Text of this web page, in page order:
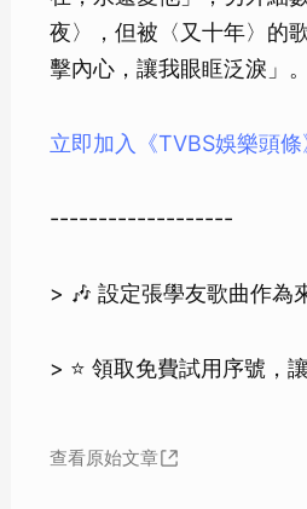
夜〉，但被〈又十年〉的
擊內心，讓我眼眶泛淚」。
立即加入《TVBS娛樂頭
-------------------
> 🎶 設定張學友歌曲作為
> ⭐️ 領取免費試用序號，
查看原始文章